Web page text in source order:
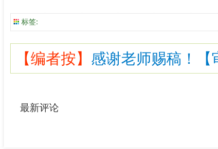
标签:
【编者按】 感谢老师赐稿！【
最新评论